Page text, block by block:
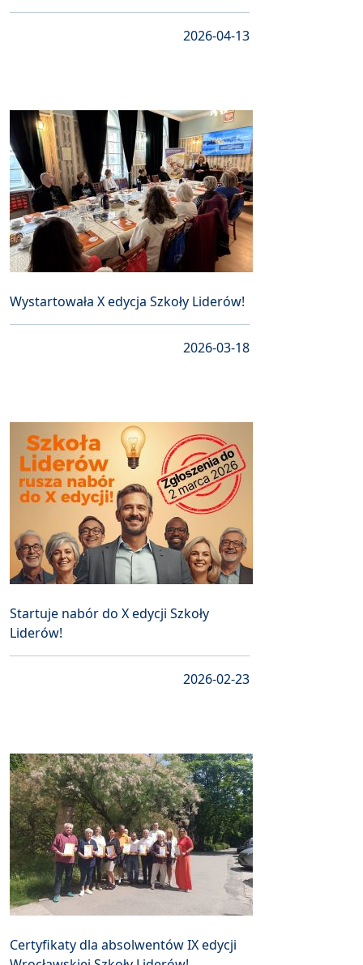
2026-04-13
Wystartowała X edycja Szkoły Liderów!
2026-03-18
Startuje nabór do X edycji Szkoły
Liderów!
2026-02-23
Certyfikaty dla absolwentów IX edycji